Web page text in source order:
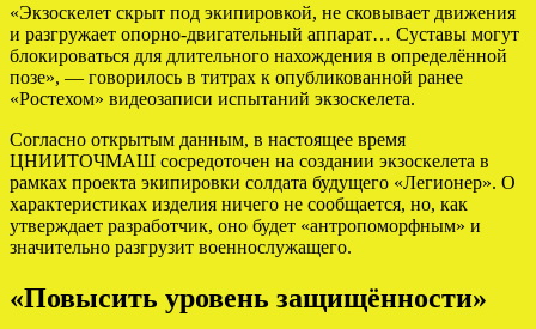
«Экзоскелет скрыт под экипировкой, не сковывает движения
и разгружает опорно-двигательный аппарат… Суставы могут
блокироваться для длительного нахождения в определённой
позе», — говорилось в титрах к опубликованной ранее
«Ростехом» видеозаписи испытаний экзоскелета.
Согласно открытым данным, в настоящее время
ЦНИИТОЧМАШ сосредоточен на создании экзоскелета в
рамках проекта экипировки солдата будущего «Легионер». О
характеристиках изделия ничего не сообщается, но, как
утверждает разработчик, оно будет «антропоморфным» и
значительно разгрузит военнослужащего.
«Повысить уровень защищённости»